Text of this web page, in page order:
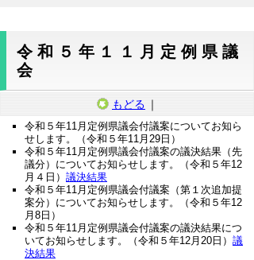
令和５年１１月定例県議
会
もどる ｜
令和５年11月定例県議会付議案についてお知ら
せします。（令和５年11月29日）
令和５年11月定例県議会付議案の議決結果（先
議分）についてお知らせします。（令和５年12
月４日） 議決結果
令和５年11月定例県議会付議案（第１次追加提
案分）についてお知らせします。（令和５年12
月8日）
令和５年11月定例県議会付議案の議決結果につ
いてお知らせします。（令和５年12月20日） 議
決結果